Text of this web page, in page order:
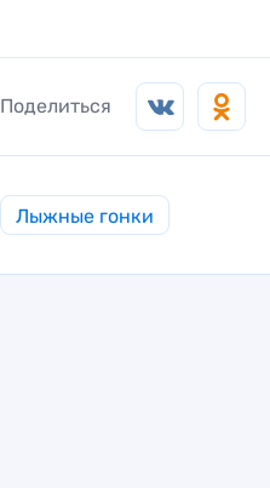
Поделиться
Лыжные гонки